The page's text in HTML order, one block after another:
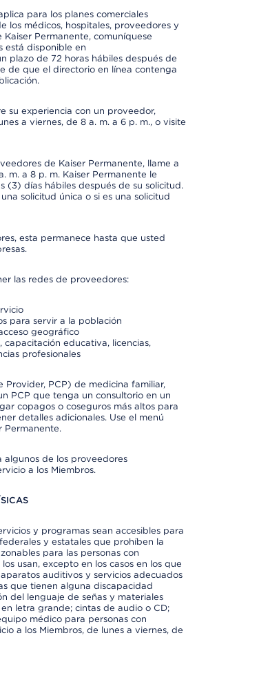
para los planes comerciales
los médicos, hospitales, proveedores y
Permanente, comuníquese
está disponible en
plazo de 72 horas hábiles después de
de que el directorio en línea contenga
su experiencia con un proveedor,
a viernes, de 8 a. m. a 6 p. m., o visite
de Kaiser Permanente, llame a
m. a 8 p. m. Kaiser Permanente le
días hábiles después de su solicitud.
solicitud única o si es una solicitud
esta permanece hasta que usted
las redes de proveedores:
para servir a la población
geográfico
educativa, licencias,
profesionales
PCP) de medicina familiar,
PCP que tenga un consultorio en un
copagos o coseguros más altos para
detalles adicionales. Use el menú
Permanente.
algunos de los proveedores
a los Miembros.
y programas sean accesibles para
y estatales que prohíben la
para las personas con
usan, excepto en los casos en los que
auditivos y servicios adecuados
que tienen alguna discapacidad
del lenguaje de señas y materiales
letra grande; cintas de audio o CD;
médico para personas con
a los Miembros, de lunes a viernes, de